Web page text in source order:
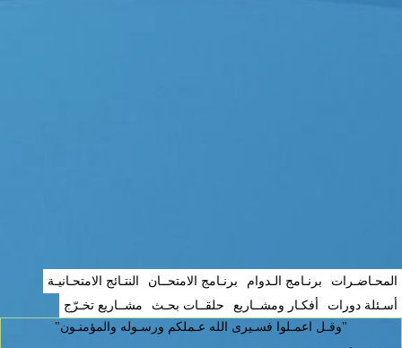
المحـاضـرات برنـامج الـدوام برنـامج الامتحــان
النتـائج الامتحـانيـة
أسـئلة دورات
أفكـار ومشــاريع حلقــات بحـث
مشــاريع تخـرّج
"وقـل اعمـلوا فسـيرى الله عـملكم ورسـوله والمؤمنـون"